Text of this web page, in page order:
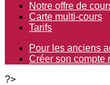
Notre offre de
Carte multi-cours
Tarifs
Pour les anciens
Créer son compte
?>